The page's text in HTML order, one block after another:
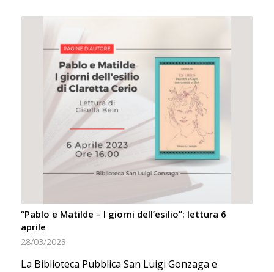
“Pablo e Matilde – I giorni dell’esilio”: lettura 6
aprile
28/03/2023
La Biblioteca Pubblica San Luigi Gonzaga e